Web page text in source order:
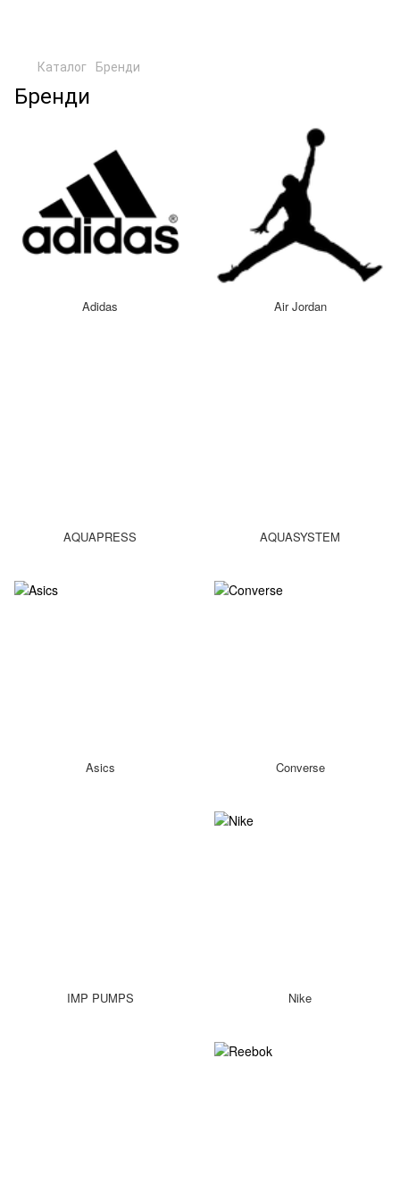
Каталог Бренди
Бренди
Adidas Air Jordan
AQUAPRESS AQUASYSTEM
Asics Converse
IMP PUMPS Nike